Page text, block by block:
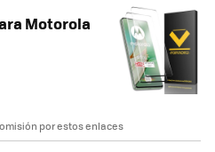
Motorola
por estos enlaces